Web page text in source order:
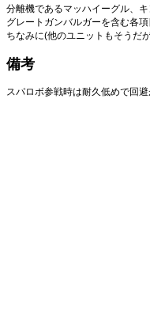
分離機であるマッハイーグル、
グレートガンバルガーを含む各
ちなみに(他のユニットもそうだ
備考
スパロボ参戦時は耐久低めで回